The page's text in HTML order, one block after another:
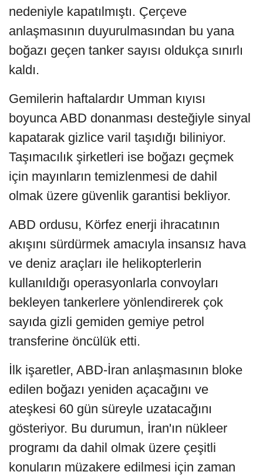
nedeniyle kapatılmıştı. Çerçeve
anlaşmasının duyurulmasından bu yana
boğazı geçen tanker sayısı oldukça sınırlı
kaldı.
Gemilerin haftalardır Umman kıyısı
boyunca ABD donanması desteğiyle sinyal
kapatarak gizlice varil taşıdığı biliniyor.
Taşımacılık şirketleri ise boğazı geçmek
için mayınların temizlenmesi de dahil
olmak üzere güvenlik garantisi bekliyor.
ABD ordusu, Körfez enerji ihracatının
akışını sürdürmek amacıyla insansız hava
ve deniz araçları ile helikopterlerin
kullanıldığı operasyonlarla convoyları
bekleyen tankerlere yönlendirerek çok
sayıda gizli gemiden gemiye petrol
transferine öncülük etti.
İlk işaretler, ABD-İran anlaşmasının bloke
edilen boğazı yeniden açacağını ve
ateşkesi 60 gün süreyle uzatacağını
gösteriyor. Bu durumun, İran'ın nükleer
programı da dahil olmak üzere çeşitli
konuların müzakere edilmesi için zaman